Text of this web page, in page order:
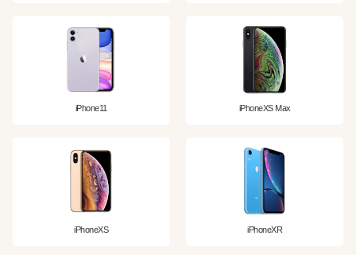
iPhone11 iPhoneXS Max
iPhoneXS iPhoneXR